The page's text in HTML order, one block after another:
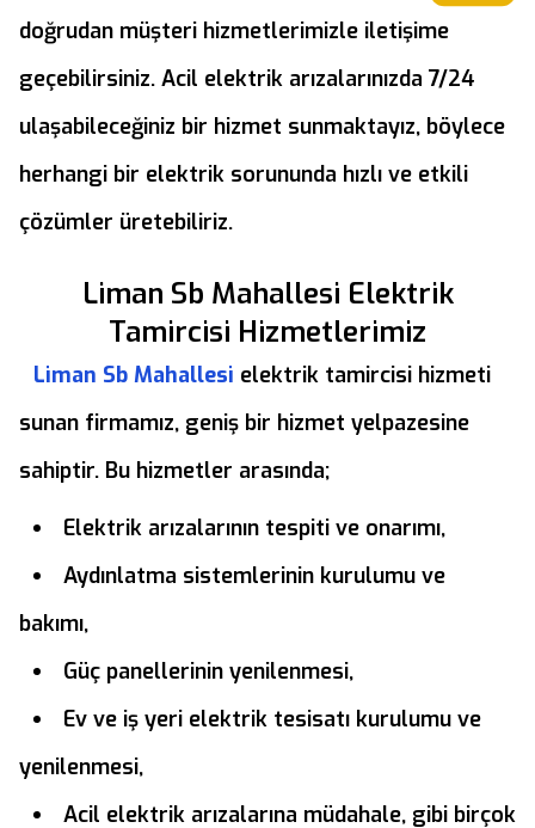
doğrudan müşteri hizmetlerimizle iletişime
geçebilirsiniz. Acil elektrik arızalarınızda 7/24
ulaşabileceğiniz bir hizmet sunmaktayız, böylece
herhangi bir elektrik sorununda hızlı ve etkili
çözümler üretebiliriz.
Liman Sb Mahallesi Elektrik
Tamircisi Hizmetlerimiz
Liman Sb Mahallesi elektrik tamircisi hizmeti
sunan firmamız, geniş bir hizmet yelpazesine
sahiptir. Bu hizmetler arasında;
Elektrik arızalarının tespiti ve onarımı,
Aydınlatma sistemlerinin kurulumu ve
bakımı,
Güç panellerinin yenilenmesi,
Ev ve iş yeri elektrik tesisatı kurulumu ve
yenilenmesi,
Acil elektrik arızalarına müdahale, gibi birçok